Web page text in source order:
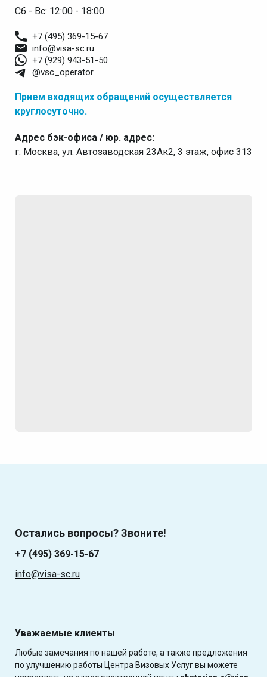
Сб - Вс: 12:00 - 18:00
+7 (495) 369-15-67
info@visa-sc.ru
+7 (929) 943-51-50
@vsc_operator
Прием входящих обращений осуществляется
круглосуточно.
Адрес бэк-офиса / юр. адрес:
г. Москва, ул. Автозаводская 23Ак2, 3 этаж, офис 313
Остались вопросы? Звоните!
+7 (495) 369-15-67
info@visa-sc.ru
Уважаемые клиенты
Любые замечания по нашей работе, а также предложения
по улучшению работы Центра Визовых Услуг вы можете